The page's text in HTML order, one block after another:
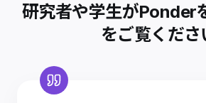
研究者や学生がPonder
をご覧くださ